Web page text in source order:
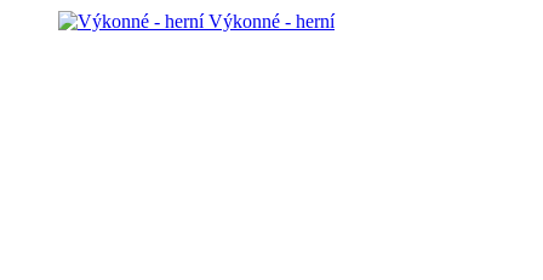
Výkonné - herní